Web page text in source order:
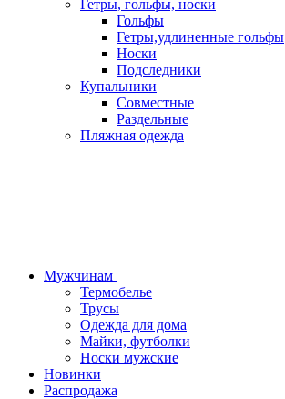
Гетры, гольфы, носки
Гольфы
Гетры,удлиненные гольфы
Носки
Подследники
Купальники
Совместные
Раздельные
Пляжная одежда
Мужчинам
Термобелье
Трусы
Одежда для дома
Майки, футболки
Носки мужские
Новинки
Распродажа